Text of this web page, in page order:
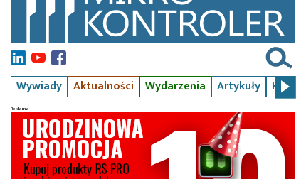
Wywiady Aktualności Wydarzenia Artykuły Kursy